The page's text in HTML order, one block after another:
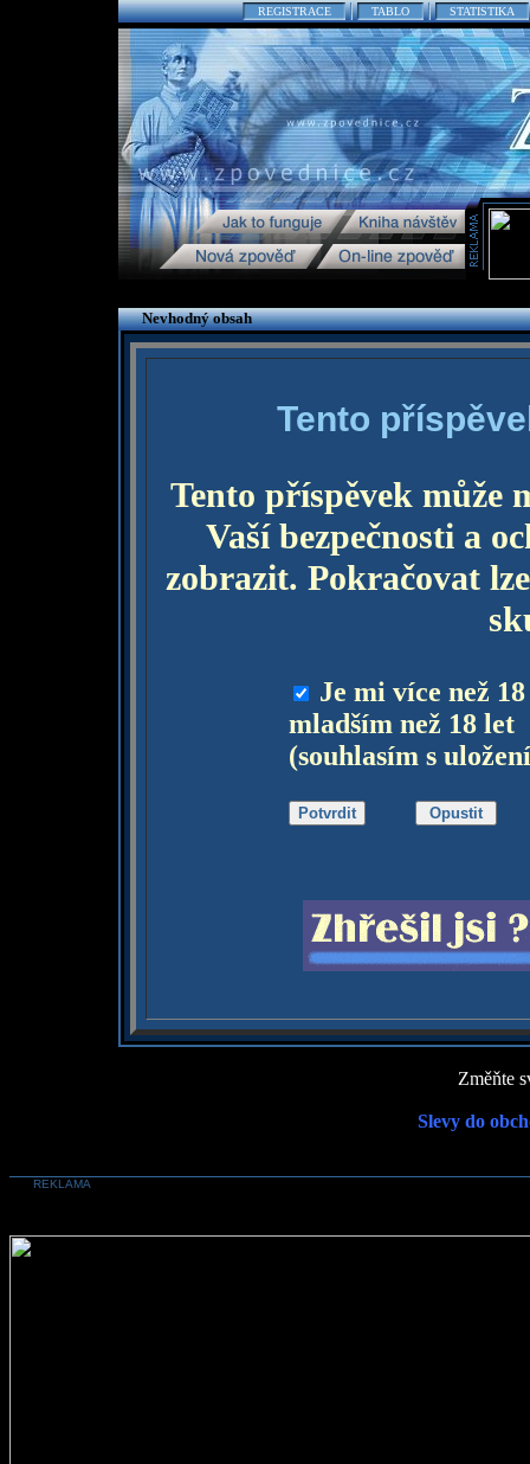
REGISTRACE TABLO STATISTIKA
Nevhodný obsah
Tento
Tento příspěvek může
Vaší bezpečnosti a
zobrazit. Pokračovat
Je mi více než
mladším než 18 let
(souhlasím s
Změňte
Slevy do
REKLAMA